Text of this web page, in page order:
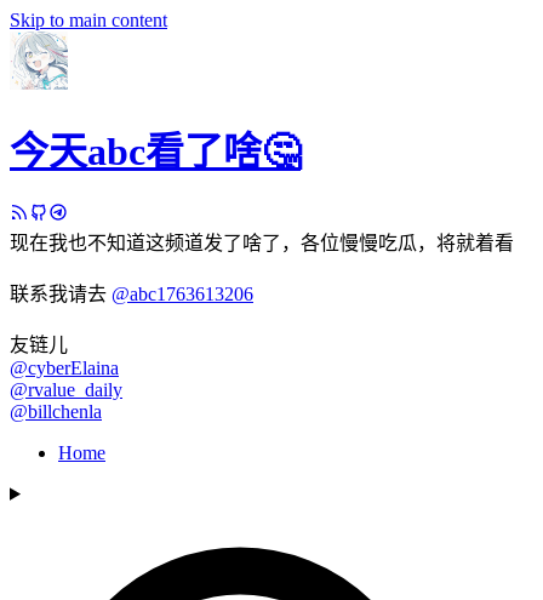
Skip to main content
今天abc看了啥🤔
现在我也不知道这频道发了啥了，各位慢慢吃瓜，将就着看
联系我请去 @abc1763613206
友链儿
@cyberElaina
@rvalue_daily
@billchenla
Home